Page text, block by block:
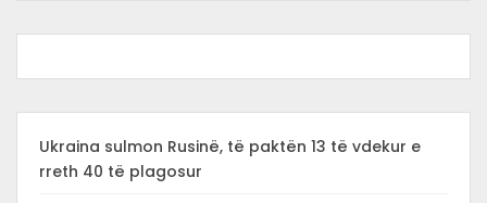
Ukraina sulmon Rusinë, të paktën 13 të vdekur e
rreth 40 të plagosur